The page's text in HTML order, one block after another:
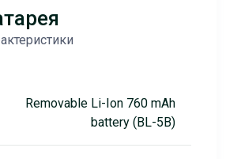
Removable Li-Ion 760 mAh
battery (BL-5B)